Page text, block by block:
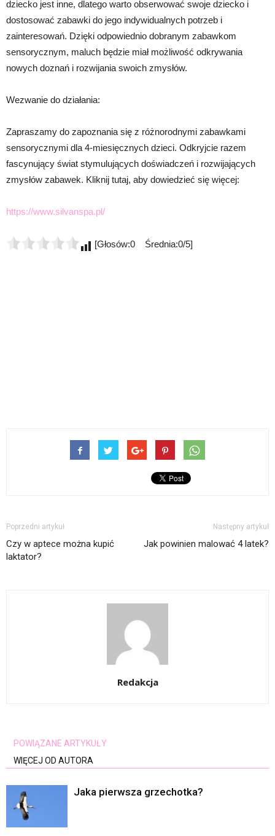
dziecko jest inne, dlatego warto obserwować swoje dziecko i
dostosować zabawki do jego indywidualnych potrzeb i
zainteresowań. Dzięki odpowiednio dobranym zabawkom
sensorycznym, maluch będzie miał możliwość odkrywania
nowych doznań i rozwijania swoich zmysłów.
Wezwanie do działania:
Zapraszamy do zapoznania się z różnorodnymi zabawkami
sensorycznymi dla 4-miesięcznych dzieci. Odkryjcie razem
fascynujący świat stymulujących doświadczeń i rozwijających
zmysłów zabawek. Kliknij tutaj, aby dowiedzieć się więcej:
https://www.silvanspa.pl/
[Głosów:0 Średnia:0/5]
Poprzedni artykuł
Czy w aptece można kupić
laktator?
Następny artykuł
Jak powinien malować 4 latek?
Redakcja
POWIĄZANE ARTYKUŁY
WIĘCEJ OD AUTORA
Jaka pierwsza grzechotka?